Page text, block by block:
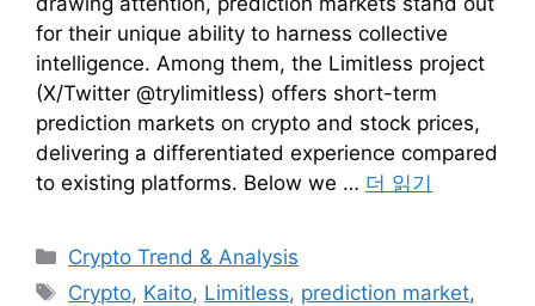
for their unique ability to harness collective
intelligence. Among them, the Limitless project
(X/Twitter @trylimitless) offers short-term
prediction markets on crypto and stock prices,
delivering a differentiated experience compared
to existing platforms. Below we … 더 읽기
카
테
Crypto Trend & Analysis
태
Crypto, Kaito, Limitless, prediction market,